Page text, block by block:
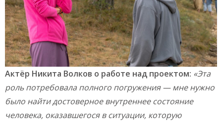
Актёр Никита Волков о работе над проектом: «Эта
роль потребовала полного погружения — мне нужно
было найти достоверное внутреннее состояние
человека, оказавшегося в ситуации, которую